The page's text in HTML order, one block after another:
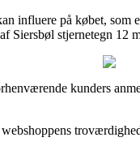
influere på købet,
Siersbøl stjernetegn
kunders